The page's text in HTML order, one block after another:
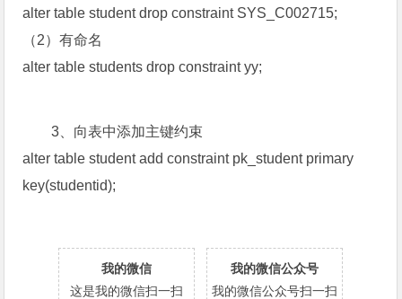
alter table student drop constraint SYS_C002715;
（2）有命名
alter table students drop constraint yy;
3、向表中添加主键约束
alter table student add constraint pk_student primary
key(studentid);
我的微信
这是我的微信扫一扫
我的微信公众号
我的微信公众号扫一扫